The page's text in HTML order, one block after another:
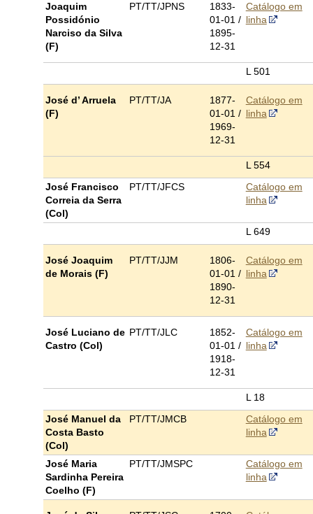
Joaquim
Possidónio
Narciso da Silva
(F)
PT/TT/JPNS
1833-
01-01 /
1895-
12-31
Catálogo em
linha
L 501
José d’ Arruela
(F)
PT/TT/JA
1877-
01-01 /
1969-
12-31
Catálogo em
linha
L 554
José Francisco
Correia da Serra
(Col)
PT/TT/JFCS
Catálogo em
linha
L 649
José Joaquim
de Morais (F)
PT/TT/JJM
1806-
01-01 /
1890-
12-31
Catálogo em
linha
José Luciano de
Castro (Col)
PT/TT/JLC
1852-
01-01 /
1918-
12-31
Catálogo em
linha
L 18
José Manuel da
Costa Basto
(Col)
PT/TT/JMCB
Catálogo em
linha
José Maria
Sardinha Pereira
Coelho (F)
PT/TT/JMSPC
Catálogo em
linha